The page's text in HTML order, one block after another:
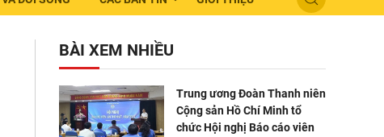
BÀI XEM NHIỀU
Trung ương Đoàn Thanh niên
Cộng sản Hồ Chí Minh tổ
chức Hội nghị Báo cáo viên